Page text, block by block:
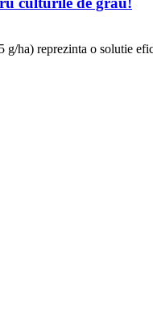
ha) reprezinta o solutie